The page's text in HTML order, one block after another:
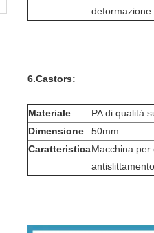
deformazione
6.Castors:
Materiale
PA di qualità
Dimensione
50mm
CaratteristicaMacchina per